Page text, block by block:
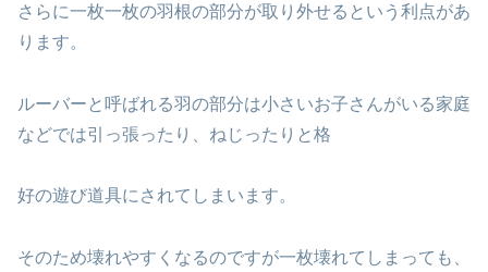
さらに一枚一枚の羽根の部分が取り外せるという利点があ
ります。
ルーバーと呼ばれる羽の部分は小さいお子さんがいる家庭
などでは引っ張ったり、ねじったりと格
好の遊び道具にされてしまいます。
そのため壊れやすくなるのですが一枚壊れてしまっても、